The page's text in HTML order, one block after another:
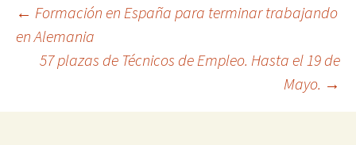
Navegación
de
← Formación en España para terminar trabajando
en Alemania
57 plazas de Técnicos de Empleo. Hasta el 19 de
Mayo. →